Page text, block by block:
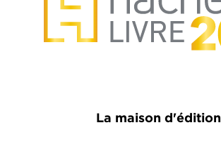
La maison d'édition